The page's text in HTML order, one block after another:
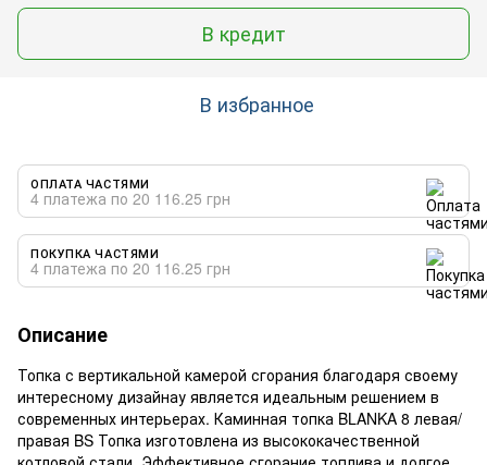
В кредит
В избранное
ОПЛАТА ЧАСТЯМИ
4 платежа по 20 116.25 грн
ПОКУПКА ЧАСТЯМИ
4 платежа по 20 116.25 грн
Описание
Топка с вертикальной камерой сгорания благодаря своему
интересному дизайнау является идеальным решением в
современных интерьерах. Каминная топка BLANKA 8 левая/
правая BS Топка изготовлена ​​из высококачественной